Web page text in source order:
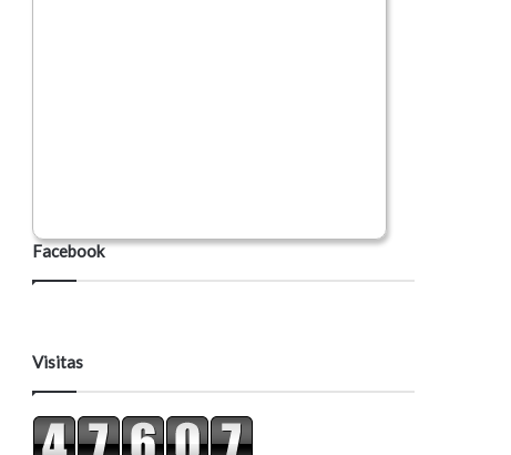
Facebook
Visitas